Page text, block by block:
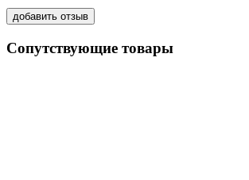
Сопутствующие товары